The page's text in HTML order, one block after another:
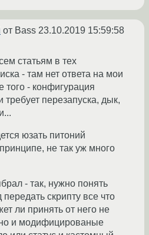
от Bass 23.10.2019 15:59:58
статьям в тех
- там нет ответа на мои
того - конфигурация
требует перезапуска, дык,
юзать питоний
не так уж много
- так, нужно понять
скрипту все что
ли принять от него не
но и модифицированые